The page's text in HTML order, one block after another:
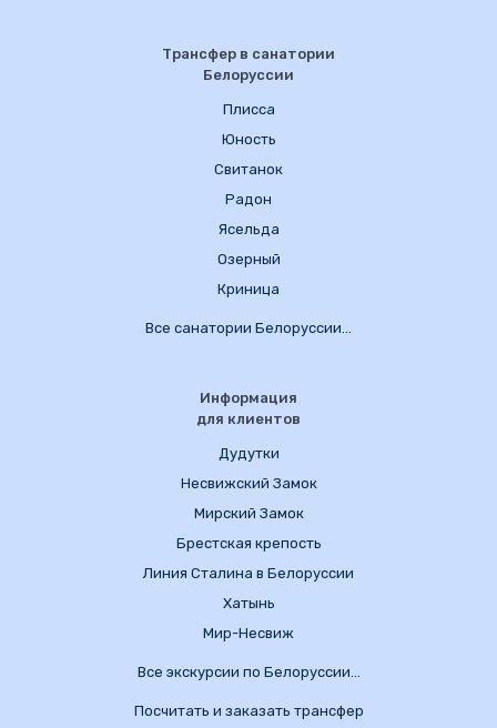
Трансфер в санатории
Белоруссии
Плисса
Юность
Свитанок
Радон
Ясельда
Озерный
Криница
Все санатории Белоруссии…
Информация
для клиентов
Дудутки
Несвижский Замок
Мирский Замок
Брестская крепость
Линия Сталина в Белоруссии
Хатынь
Мир-Несвиж
Все экскурсии по Белоруссии…
Посчитать и заказать трансфер